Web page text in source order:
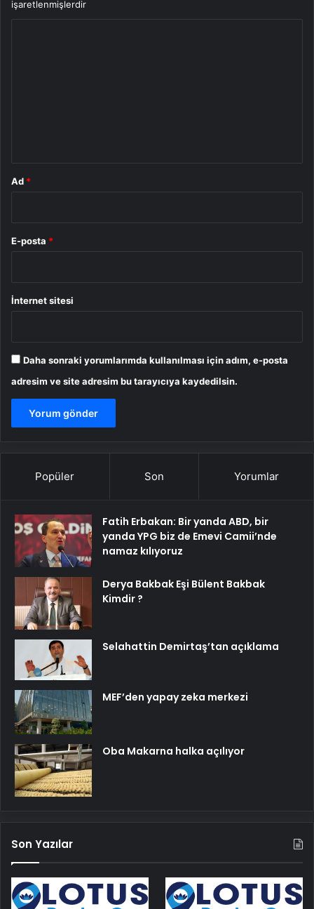
işaretlenmişlerdir
Ad *
E-posta *
İnternet sitesi
Daha sonraki yorumlarımda kullanılması için adım, e-posta
adresim ve site adresim bu tarayıcıya kaydedilsin.
Popüler Son Yorumlar
Fatih Erbakan: Bir yanda ABD, bir
yanda YPG biz de Emevi Camii’nde
namaz kılıyoruz
Derya Bakbak Eşi Bülent Bakbak
Kimdir ?
Selahattin Demirtaş’tan açıklama
MEF’den yapay zeka merkezi
Oba Makarna halka açılıyor
Son Yazılar